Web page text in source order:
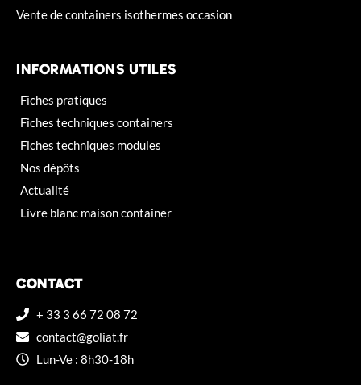
Vente de containers isothermes occasion
INFORMATIONS UTILES
Fiches pratiques
Fiches techniques containers
Fiches techniques modules
Nos dépôts
Actualité
Livre blanc maison container
CONTACT
+ 33 3 66 72 08 72
contact@goliat.fr
Lun-Ve : 8h30-18h